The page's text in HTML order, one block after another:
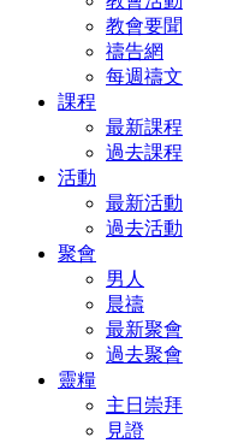
教會要聞
禱告網
每週禱文
課程
最新課程
過去課程
活動
最新活動
過去活動
聚會
男人
晨禱
最新聚會
過去聚會
靈糧
主日崇拜
見證